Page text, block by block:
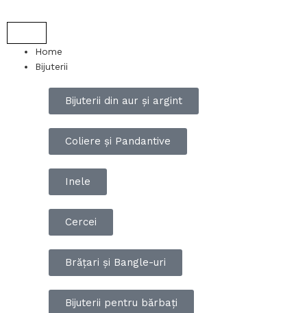
to
Home
Bijuterii
Bijuterii din aur și argint
Coliere și Pandantive
Inele
Cercei
Brățari și Bangle-uri
Bijuterii pentru bărbați